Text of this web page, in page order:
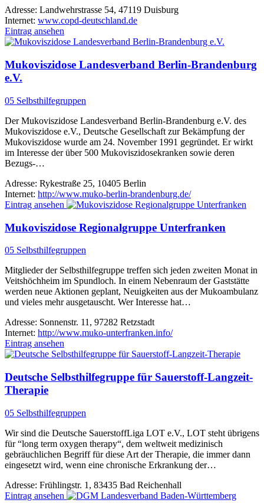
Adresse: Landwehrstrasse 54, 47119 Duisburg
Internet: www.copd-deutschland.de
Eintrag ansehen
Mukoviszidose Landesverband Berlin-Brandenburg
e.V.
05 Selbsthilfegruppen
Der Mukoviszidose Landesverband Berlin-Brandenburg e.V. des
Mukoviszidose e.V., Deutsche Gesellschaft zur Bekämpfung der
Mukoviszidose wurde am 24. November 1991 gegründet. Er wirkt
im Interesse der über 500 Mukoviszidosekranken sowie deren
Bezugs-…
Adresse: Rykestraße 25, 10405 Berlin
Internet: http://www.muko-berlin-brandenburg.de/
Eintrag ansehen
Mukoviszidose Regionalgruppe Unterfranken
05 Selbsthilfegruppen
Mitglieder der Selbsthilfegruppe treffen sich jeden zweiten Monat in
Veitshöchheim im Spundloch. In einem Nebenraum der Gaststätte
werden neue Aktionen geplant, Neuigkeiten aus der Mukoambulanz
und vieles mehr ausgetauscht. Wer Interesse hat…
Adresse: Sonnenstr. 11, 97282 Retzstadt
Internet: http://www.muko-unterfranken.info/
Eintrag ansehen
Deutsche Selbsthilfegruppe für Sauerstoff-Langzeit-
Therapie
05 Selbsthilfegruppen
Wir sind die Deutsche SauerstoffLiga LOT e.V., LOT steht übrigens
für “long term oxygen therapy“, dem weltweit medizinisch
gebräuchlichen Begriff für diese Art der Therapie, die immer dann
eingesetzt wird, wenn eine chronische Erkrankung der…
Adresse: Frühlingstr. 1, 83435 Bad Reichenhall
Eintrag ansehen